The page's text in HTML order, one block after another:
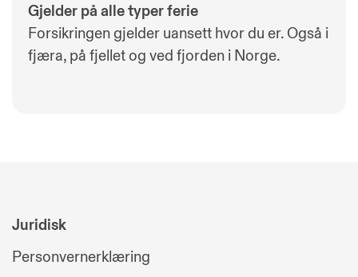
Gjelder på alle typer ferie
Forsikringen gjelder uansett hvor du er. Også i
fjæra, på fjellet og ved fjorden i Norge.
Juridisk
Personvernerklæring